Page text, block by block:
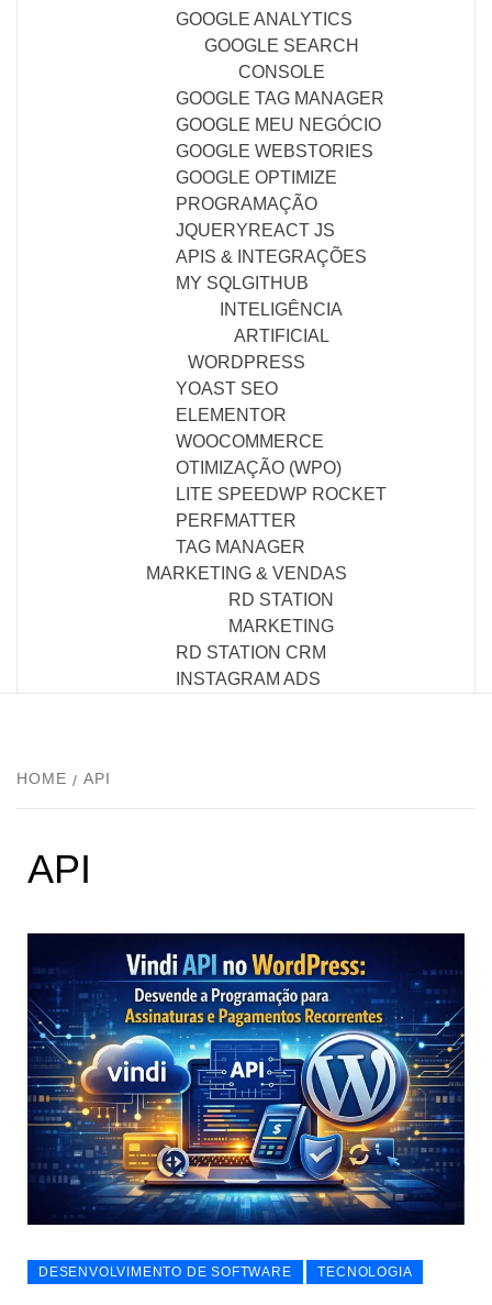
GOOGLE ANALYTICS
GOOGLE SEARCH
CONSOLE
GOOGLE TAG MANAGER
GOOGLE MEU NEGÓCIO
GOOGLE WEBSTORIES
GOOGLE OPTIMIZE
PROGRAMAÇÃO
JQUERYREACT JS
APIS & INTEGRAÇÕES
MY SQLGITHUB
INTELIGÊNCIA
ARTIFICIAL
WORDPRESS
YOAST SEO
ELEMENTOR
WOOCOMMERCE
OTIMIZAÇÃO (WPO)
LITE SPEEDWP ROCKET
PERFMATTER
TAG MANAGER
MARKETING & VENDAS
RD STATION
MARKETING
RD STATION CRM
INSTAGRAM ADS
HOME API
API
DESENVOLVIMENTO DE SOFTWARE TECNOLOGIA